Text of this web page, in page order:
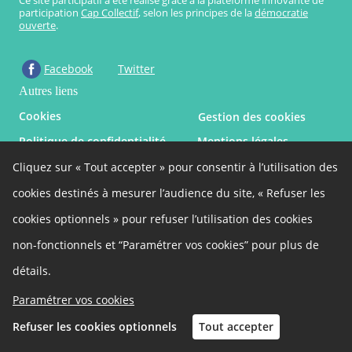
Cliquez sur « Tout accepter » pour consentir à l’utilisation des
cookies destinés à mesurer l’audience du site, « Refuser les
cookies optionnels » pour refuser l’utilisation des cookies
non-fonctionnels et “Paramétrer vos cookies” pour plus de
détails.
Paramétrer vos cookies
Refuser les cookies optionnels
Tout accepter
participation Cap Collectif, selon les principes de ladémocratie
ouverte.
Facebook Twitter
Autres liens
Cookies
Gestion des cookies
Politique de confidentialité
Mentions légales
Besoin d'aide ?
Accessibilité
Site de la commune